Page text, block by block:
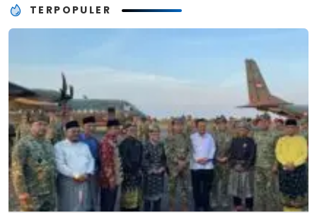
TERPOPULER